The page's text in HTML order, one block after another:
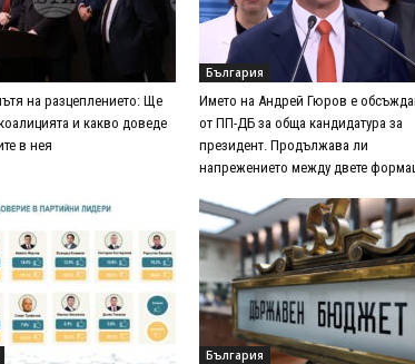
на разцеплението: Ще
и какво доведе
в нея
България
Името на Андрей Гюров е
от ПП-ДБ за обща кандидатура за
президент. Продължава ли
напрежението между двете
България